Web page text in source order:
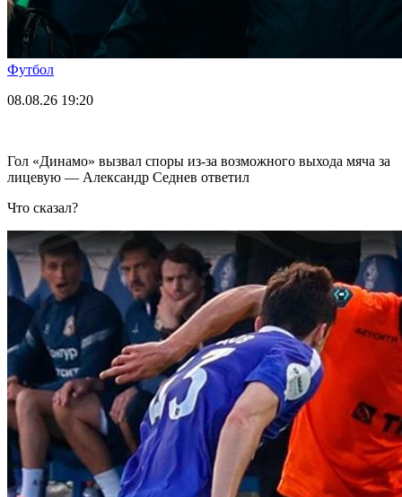
Футбол
08.08.26 19:20
Гол «Динамо» вызвал споры из-за возможного выхода мяча за
лицевую — Александр Седнев ответил
Что сказал?